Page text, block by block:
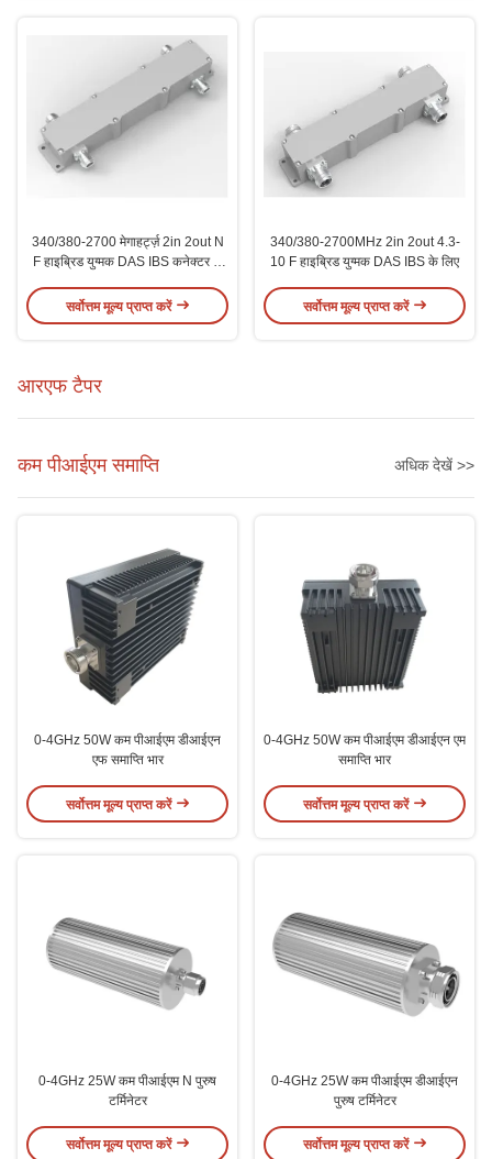
340/380-2700 मेगाहर्ट्ज़ 2in 2out N
F हाइब्रिड युग्मक DAS IBS कनेक्टर के
सर्वोत्तम मूल्य प्राप्त करें
340/380-2700MHz 2in 2out 4.3-
10 F हाइब्रिड युग्मक DAS IBS के लिए
सर्वोत्तम मूल्य प्राप्त करें
आरएफ टैपर
कम पीआईएम समाप्ति अधिक देखें >>
0-4GHz 50W कम पीआईएम डीआईएन
एफ समाप्ति भार
सर्वोत्तम मूल्य प्राप्त करें
0-4GHz 50W कम पीआईएम डीआईएन एम
समाप्ति भार
सर्वोत्तम मूल्य प्राप्त करें
0-4GHz 25W कम पीआईएम N पुरुष
टर्मिनेटर
सर्वोत्तम मूल्य प्राप्त करें
0-4GHz 25W कम पीआईएम डीआईएन
पुरुष टर्मिनेटर
सर्वोत्तम मूल्य प्राप्त करें